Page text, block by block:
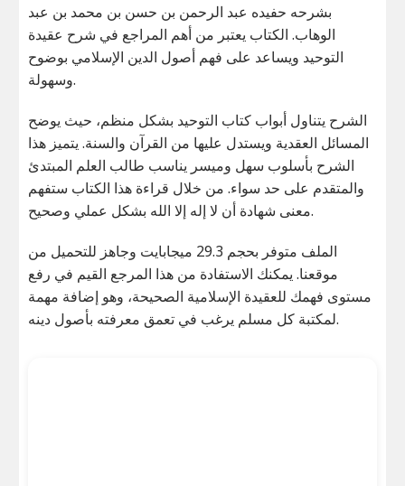
بشرحه حفيده عبد الرحمن بن حسن بن محمد بن عبد
الوهاب. الكتاب يعتبر من أهم المراجع في شرح عقيدة
التوحيد ويساعد على فهم أصول الدين الإسلامي بوضوح
وسهولة.
الشرح يتناول أبواب كتاب التوحيد بشكل منظم، حيث يوضح
المسائل العقدية ويستدل عليها من القرآن والسنة. يتميز هذا
الشرح بأسلوب سهل وميسر يناسب طالب العلم المبتدئ
والمتقدم على حد سواء. من خلال قراءة هذا الكتاب ستفهم
معنى شهادة أن لا إله إلا الله بشكل عملي وصحيح.
الملف متوفر بحجم 29.3 ميجابايت وجاهز للتحميل من
موقعنا. يمكنك الاستفادة من هذا المرجع القيم في رفع
مستوى فهمك للعقيدة الإسلامية الصحيحة، وهو إضافة مهمة
لمكتبة كل مسلم يرغب في تعمق معرفته بأصول دينه.